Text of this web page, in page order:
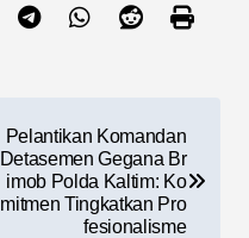
Pelantikan Komandan
Detasemen Gegana Br
imob Polda Kaltim: Ko
mitmen Tingkatkan Pro
fesionalisme